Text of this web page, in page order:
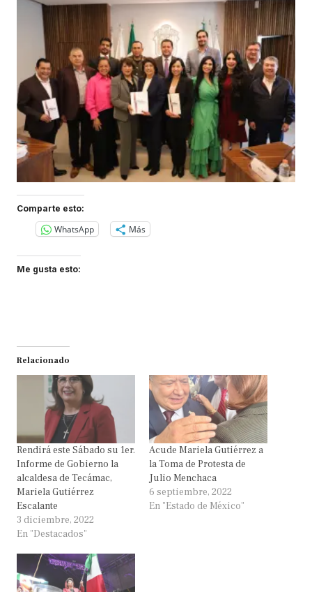
Comparte esto:
WhatsApp Más
Me gusta esto:
Relacionado
Rendirá este Sábado su 1er.
Informe de Gobierno la
alcaldesa de Tecámac,
Mariela Gutiérrez
Escalante
3 diciembre, 2022
En "Destacados"
Acude Mariela Gutiérrez a
la Toma de Protesta de
Julio Menchaca
6 septiembre, 2022
En "Estado de México"